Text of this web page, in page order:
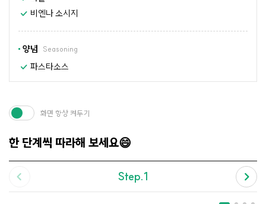
비엔나 소시지
양념 Seasoning
파스타소스
한 단계씩 따라해 보세요😄
화면 항상 켜두기
Step.1